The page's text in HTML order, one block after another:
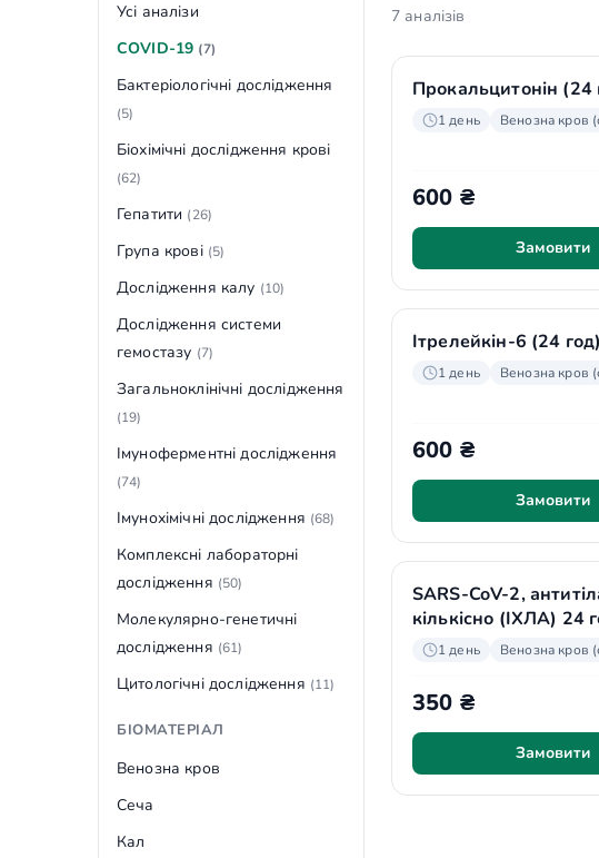
Усі аналізи
COVID-19 (7)
Бактеріологічні дослідження
(5)
Біохімічні дослідження крові
(62)
Гепатити (26)
Група крові (5)
Дослідження калу (10)
Дослідження системи
гемостазу (7)
Загальноклінічні дослідження
(19)
Імуноферментні дослідження
(74)
Імунохімічні дослідження (68)
Комплексні лабораторні
дослідження (50)
Молекулярно-генетичні
дослідження (61)
Цитологічні дослідження (11)
БІОМАТЕРІАЛ
Венозна кров
Сеча
Кал
7 аналізів
Прокальцитонін (24
1 день
Венозна кров
600 ₴
Замовити
Ітрелейкін-6 (24 год)
1 день
Венозна кров
600 ₴
Замовити
SARS-CoV-2,
кількісно (ІХЛА) 24
1 день
Венозна кров
350 ₴
Замовити